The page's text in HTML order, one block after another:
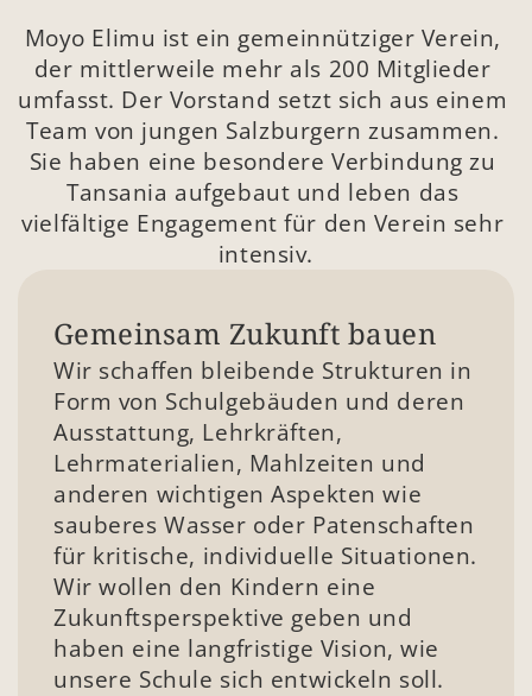
Moyo Elimu ist ein gemeinnütziger Verein,
der mittlerweile mehr als 200 Mitglieder
umfasst. Der Vorstand setzt sich aus einem
Team von jungen Salzburgern zusammen.
Sie haben eine besondere Verbindung zu
Tansania aufgebaut und leben das
vielfältige Engagement für den Verein sehr
intensiv.
Gemeinsam Zukunft bauen
Wir schaffen bleibende Strukturen in
Form von Schulgebäuden und deren
Ausstattung, Lehrkräften,
Lehrmaterialien, Mahlzeiten und
anderen wichtigen Aspekten wie
sauberes Wasser oder Patenschaften
für kritische, individuelle Situationen.
Wir wollen den Kindern eine
Zukunftsperspektive geben und
haben eine langfristige Vision, wie
unsere Schule sich entwickeln soll.